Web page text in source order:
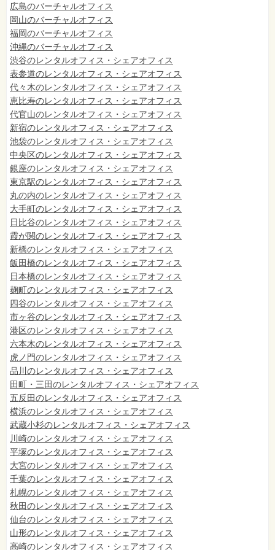
広島のバーチャルオフィス
岡山のバーチャルオフィス
福岡のバーチャルオフィス
沖縄のバーチャルオフィス
渋谷のレンタルオフィス・シェアオフィス
表参道のレンタルオフィス・シェアオフィス
代々木のレンタルオフィス・シェアオフィス
恵比寿のレンタルオフィス・シェアオフィス
代官山のレンタルオフィス・シェアオフィス
新宿のレンタルオフィス・シェアオフィス
池袋のレンタルオフィス・シェアオフィス
中央区のレンタルオフィス・シェアオフィス
銀座のレンタルオフィス・シェアオフィス
東京駅のレンタルオフィス・シェアオフィス
丸の内のレンタルオフィス・シェアオフィス
大手町のレンタルオフィス・シェアオフィス
日比谷のレンタルオフィス・シェアオフィス
霞が関のレンタルオフィス・シェアオフィス
新橋のレンタルオフィス・シェアオフィス
飯田橋のレンタルオフィス・シェアオフィス
日本橋のレンタルオフィス・シェアオフィス
麹町のレンタルオフィス・シェアオフィス
四谷のレンタルオフィス・シェアオフィス
市ヶ谷のレンタルオフィス・シェアオフィス
港区のレンタルオフィス・シェアオフィス
六本木のレンタルオフィス・シェアオフィス
虎ノ門のレンタルオフィス・シェアオフィス
品川のレンタルオフィス・シェアオフィス
田町・三田のレンタルオフィス・シェアオフィス
五反田のレンタルオフィス・シェアオフィス
横浜のレンタルオフィス・シェアオフィス
武蔵小杉のレンタルオフィス・シェアオフィス
川崎のレンタルオフィス・シェアオフィス
平塚のレンタルオフィス・シェアオフィス
大宮のレンタルオフィス・シェアオフィス
千葉のレンタルオフィス・シェアオフィス
札幌のレンタルオフィス・シェアオフィス
秋田のレンタルオフィス・シェアオフィス
仙台のレンタルオフィス・シェアオフィス
山形のレンタルオフィス・シェアオフィス
高崎のレンタルオフィス・シェアオフィス